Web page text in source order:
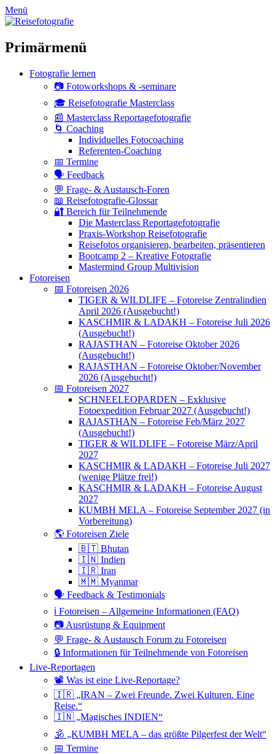
zum
Inhalt
Menü
Primärmenü
Fotografie lernen
📷 Fotoworkshops & -seminare
🎓 Reisefotografie Masterclass
📰 Masterclass Reportagefotografie
🌀 Coaching
Individuelles Fotocoaching
Referenten-Coaching
📅 Termine
🗣 Feedback
💬 Frage- & Austausch-Foren
📖 Reisefotografie-Glossar
🔐 Bereich für Teilnehmende
Die Masterclass Reportagefotografie
Praxis-Workshop Reisefotografie
Reisefotos organisieren, bearbeiten, präsentieren
Bootcamp 2 – Kreative Fotografie
Mastermind Group Multivision
Fotoreisen
📅 Fotoreisen 2026
TIGER & WILDLIFE – Fotoreise Zentralindien
April 2026 (Ausgebucht!)
KASCHMIR & LADAKH – Fotoreise Juli 2026
(Ausgebucht!)
RAJASTHAN – Fotoreise Oktober 2026
(Ausgebucht!)
RAJASTHAN – Fotoreise Oktober/November
2026 (Ausgebucht!)
📅 Fotoreisen 2027
SCHNEELEOPARDEN – Exklusive
Fotoexpedition Februar 2027 (Ausgebucht!)
RAJASTHAN – Fotoreise Feb/März 2027
(Ausgebucht!)
TIGER & WILDLIFE – Fotoreise März/April
2027
KASCHMIR & LADAKH – Fotoreise Juli 2027
(wenige Plätze frei!)
KASCHMIR & LADAKH – Fotoreise August
2027
KUMBH MELA – Fotoreise September 2027 (in
Vorbereitung)
🌎 Fotoreisen Ziele
🇧🇹 Bhutan
🇮🇳 Indien
🇮🇷 Iran
🇲🇲 Myanmar
🗣 Feedback & Testimonials
ℹ️ Fotoreisen – Allgemeine Informationen (FAQ)
📷 Ausrüstung & Equipment
💬 Frage- & Austausch Forum zu Fotoreisen
🔒 Informationen für Teilnehmende von Fotoreisen
Live-Reportagen
📽 Was ist eine Live-Reportage?
🇮🇷 „IRAN – Zwei Freunde. Zwei Kulturen. Eine
Reise.“
🇮🇳 „Magisches INDIEN“
🕉 „KUMBH MELA – das größte Pilgerfest der Welt“
📅 Termine